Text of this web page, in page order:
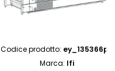
Codice prodotto: ey_135366p0
Marca: Ifi